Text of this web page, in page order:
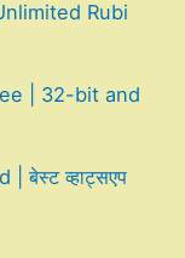
Rubi
| 32-bit and
बेस्ट व्हाट्सएप